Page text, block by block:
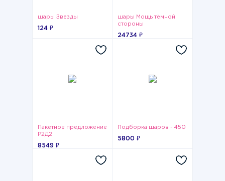
шары Звезды
124 ₽
шары Мощь тёмной
стороны
24734 ₽
Пакетное предложение
Р2Д2
8549 ₽
Подборка шаров - 450
5800 ₽